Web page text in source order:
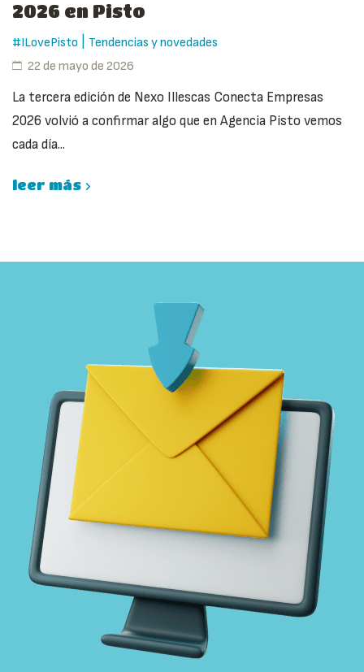
2026 en Pisto
#ILovePisto
Tendencias y novedades
22 de mayo de 2026
La tercera edición de Nexo Illescas Conecta Empresas
2026 volvió a confirmar algo que en Agencia Pisto vemos
cada día...
leer más